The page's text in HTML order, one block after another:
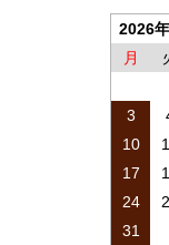
2026
月
3
10
17
24
31